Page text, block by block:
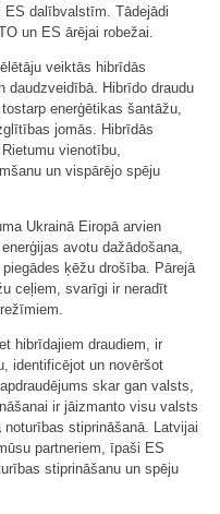
dalībvalstīm. Tādejādi
un ES ārējai robežai.
veiktās hibrīdās
daudzveidībā. Hibrīdo draudu
enerģētikas šantāžu,
jomās. Hibrīdās
vienotību,
un vispārējo spēju
Ukrainā Eiropā arvien
avotu dažādošana,
ķēžu drošība. Pārejā
ceļiem, svarīgi ir neradīt
hibrīdajiem draudiem, ir
identificējot un novēršot
skar gan valsts,
ir jāizmanto visu valsts
stiprināšanā. Latvijai
partneriem, īpaši ES
stiprināšanu un spēju